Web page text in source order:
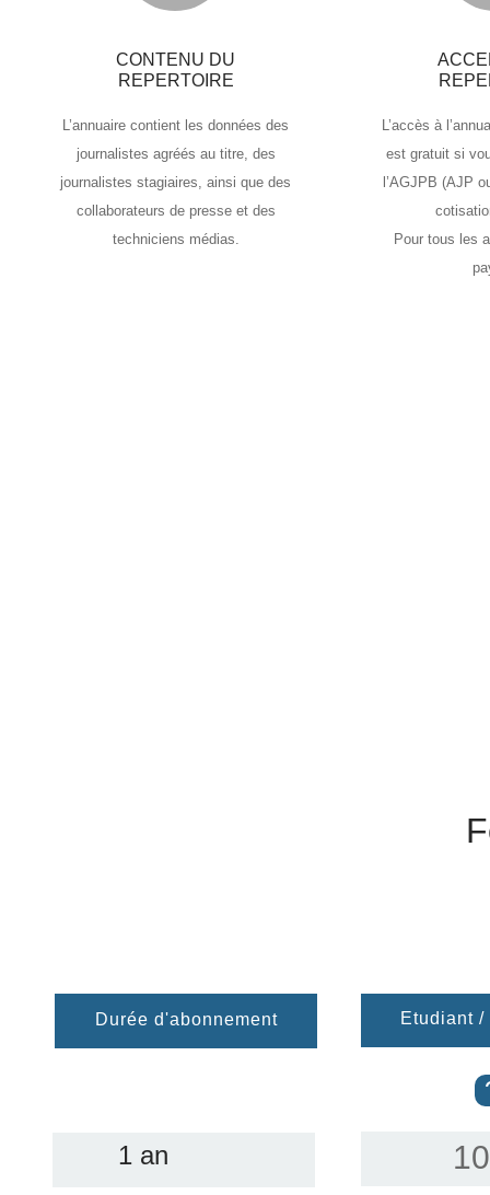
CONTENU DU
REPERTOIRE
L’annuaire contient les données des
journalistes agréés au titre, des
journalistes stagiaires, ainsi que des
collaborateurs de presse et des
techniciens médias.
L’accès à
est gratuit si
l’AGJPB (AJP
Pour tous les
Etudiant /
Durée d'abonnement
1 an